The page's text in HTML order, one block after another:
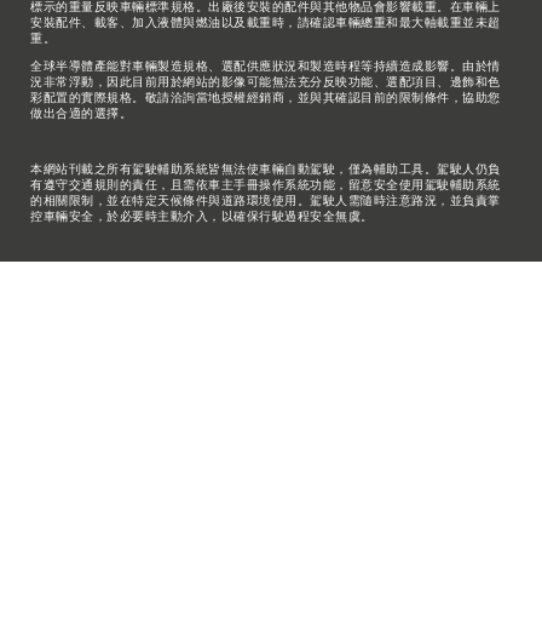
標示的重量反映車輛標準規格。出廠後安裝的配件與其他物品會影響載重。在車輛上
安裝配件、載客、加入液體與燃油以及載重時，請確認車輛總重和最大軸載重並未超
重。
全球半導體產能對車輛製造規格、選配供應狀況和製造時程等持續造成影響。由於情
況非常浮動，因此目前用於網站的影像可能無法充分反映功能、選配項目、邊飾和色
彩配置的實際規格。敬請洽詢當地授權經銷商，並與其確認目前的限制條件，協助您
做出合適的選擇。
本網站刊載之所有駕駛輔助系統皆無法使車輛自動駕駛，僅為輔助工具。駕駛人仍負
有遵守交通規則的責任，且需依車主手冊操作系統功能，留意安全使用駕駛輔助系統
的相關限制，並在特定天候條件與道路環境使用。駕駛人需隨時注意路況，並負責掌
控車輛安全，於必要時主動介入，以確保行駛過程安全無虞。